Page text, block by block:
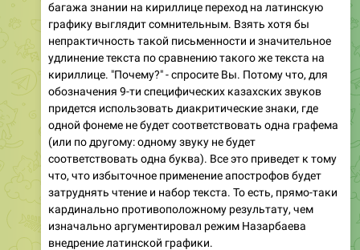
багажа знании на кириллице переход на латинскую
графику выглядит сомнительным. Взять хотя бы
непрактичность такой письменности и значительное
удлинение текста по сравнению такого же текста на
кириллице. "Почему?" - спросите Вы. Потому что, для
обозначения 9-ти специфических казахских звуков
придется использовать диакритические знаки, где
одной фонеме не будет соответствовать одна графема
(или по другому: одному звуку не будет
соответствовать одна буква). Все это приведет к тому
что, что избыточное применение апострофов будет
затруднять чтение и набор текста. То есть, прямо-таки
кардинально противоположному результату, чем
изначально аргументировал режим Назарбаева
внедрение латинской графики.